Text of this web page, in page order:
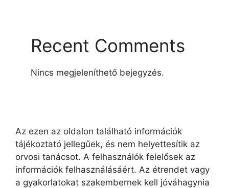
Recent Comments
Nincs megjeleníthető bejegyzés.
Az ezen az oldalon található információk
tájékoztató jellegűek, és nem helyettesítik az
orvosi tanácsot. A felhasználók felelősek az
információk felhasználásáért. Az étrendet vagy
a gyakorlatokat szakembernek kell jóváhagynia